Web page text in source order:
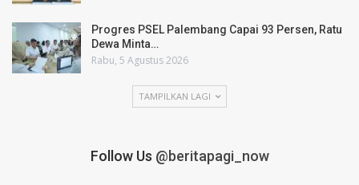
Progres PSEL Palembang Capai 93 Persen, Ratu
Dewa Minta…
Rabu, 5 Agustus 2026
TAMPILKAN LAGI
Follow Us @beritapagi_now